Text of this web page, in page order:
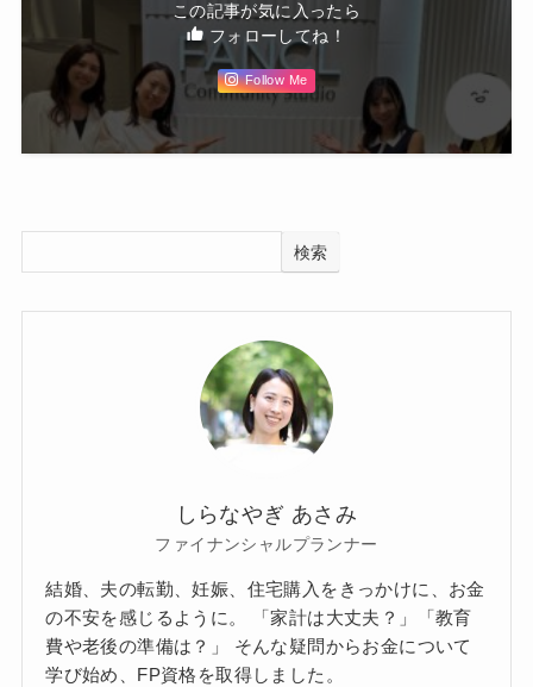
この記事が気に入ったら
フォローしてね！
Follow Me
検索
しらなやぎ あさみ
ファイナンシャルプランナー
結婚、夫の転勤、妊娠、住宅購入をきっかけに、お金
の不安を感じるように。 「家計は大丈夫？」「教育
費や老後の準備は？」 そんな疑問からお金について
学び始め、FP資格を取得しました。